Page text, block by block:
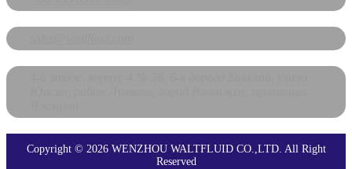
Copyright © 2026 WENZHOU WALTFLUID CO.,LTD. All Right
Reserved